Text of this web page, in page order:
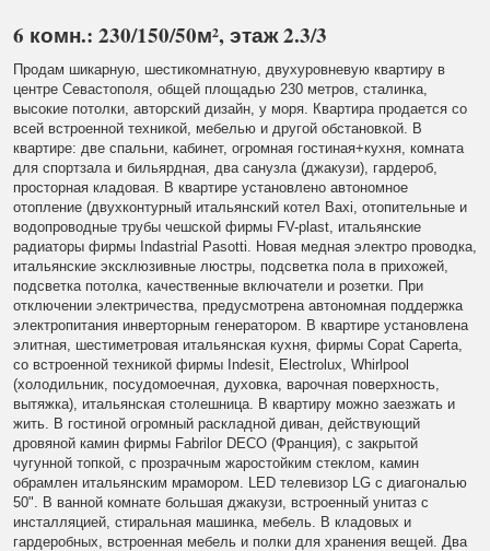
6 комн.: 230/150/50м², этаж 2.3/3
Продам шикарную, шестикомнатную, двухуровневую квартиру в
центре Севастополя, общей площадью 230 метров, сталинка,
высокие потолки, авторский дизайн, у моря. Квартира продается со
всей встроенной техникой, мебелью и другой обстановкой. В
квартире: две спальни, кабинет, огромная гостиная+кухня, комната
для спортзала и бильярдная, два санузла (джакузи), гардероб,
просторная кладовая. В квартире установлено автономное
отопление (двухконтурный итальянский котел Baxi, отопительные и
водопроводные трубы чешской фирмы FV-plast, итальянские
радиаторы фирмы Indastrial Pasotti. Новая медная электро проводка,
итальянские эксклюзивные люстры, подсветка пола в прихожей,
подсветка потолка, качественные включатели и розетки. При
отключении электричества, предусмотрена автономная поддержка
электропитания инверторным генератором. В квартире установлена
элитная, шестиметровая итальянская кухня, фирмы Copat Caperta,
со встроенной техникой фирмы Indesit, Electrolux, Whirlpool
(холодильник, посудомоечная, духовка, варочная поверхность,
вытяжка), итальянская столешница. В квартиру можно заезжать и
жить. В гостиной огромный раскладной диван, действующий
дровяной камин фирмы Fabrilor DECO (Франция), с закрытой
чугунной топкой, с прозрачным жаростойким стеклом, камин
обрамлен итальянским мрамором. LED телевизор LG c диагональю
50". В ванной комнате большая джакузи, встроенный унитаз с
инсталляцией, стиральная машинка, мебель. В кладовых и
гардеробных, встроенная мебель и полки для хранения вещей. Два